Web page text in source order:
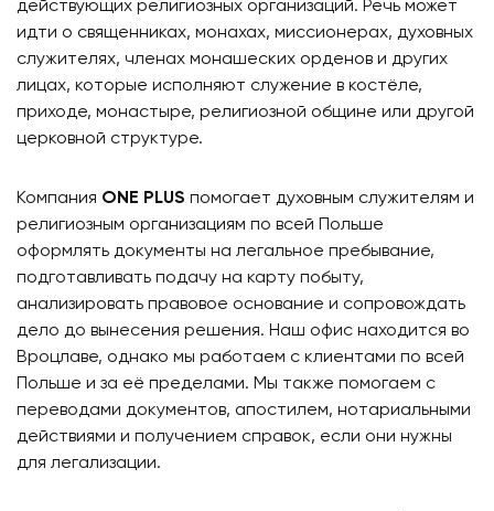
действующих религиозных организаций. Речь может
идти о священниках, монахах, миссионерах, духовных
служителях, членах монашеских орденов и других
лицах, которые исполняют служение в костёле,
приходе, монастыре, религиозной общине или другой
церковной структуре.
Компания ONE PLUS помогает духовным служителям и
религиозным организациям по всей Польше
оформлять документы на легальное пребывание,
подготавливать подачу на карту побыту,
анализировать правовое основание и сопровождать
дело до вынесения решения. Наш офис находится во
Вроцлаве, однако мы работаем с клиентами по всей
Польше и за её пределами. Мы также помогаем с
переводами документов, апостилем, нотариальными
действиями и получением справок, если они нужны
для легализации.